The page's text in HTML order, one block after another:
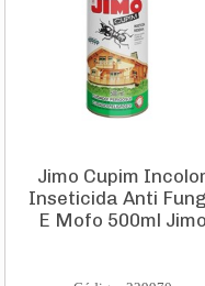
Jimo Cupim
Inseticida Anti
E Mofo 500ml Jimo